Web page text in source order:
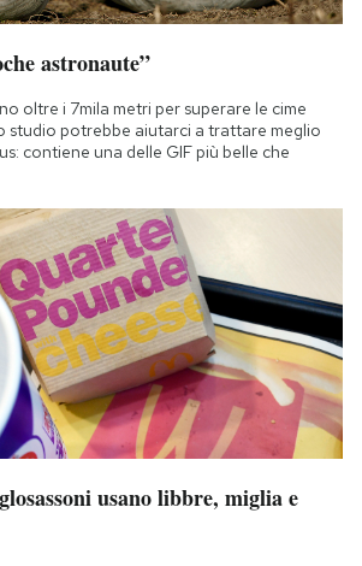
astronaute”
oltre i 7mila metri per superare le cime
studio potrebbe aiutarci a trattare meglio
contiene una delle GIF più belle che
usano libbre, miglia e